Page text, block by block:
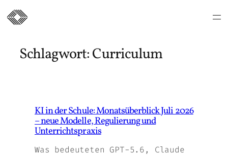
Inhalt
springen
Schlagwort:Curriculum
KI in der Schule: Monatsüberblick Juli 2026
– neue Modelle, Regulierung und
Unterrichtspraxis
Was bedeuteten GPT-5.6, Claude